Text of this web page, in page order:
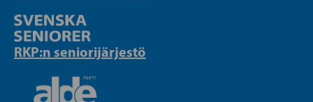
RKP:n seniorijärjestö